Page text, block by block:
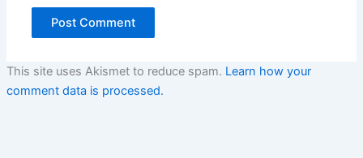
This site uses Akismet to reduce spam. Learn how your
comment data is processed.